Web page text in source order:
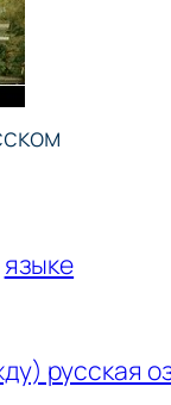
языке
русская